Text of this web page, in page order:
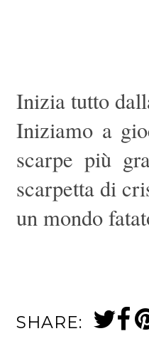
Inizia tutto
Iniziamo a
scarpe più
scarpetta di
un mondo
SHARE: